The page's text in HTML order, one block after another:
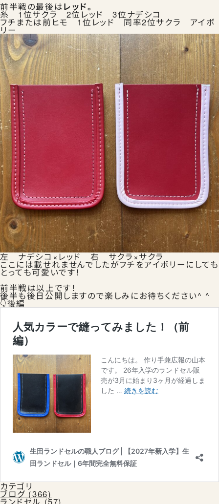
前半戦の最後はレッド。
糸 1位サクラ 2位レッド 3位ナデシコ
フチまたは前ヒモ 1位レッド 同率2位サクラ アイボ
リー
左 ナデシコ×レッド 右 サクラ×サクラ
ここには載せれませんでしたがフチをアイボリーにしても
とっても可愛いです！
前半戦は以上です！
後半も後日公開しますので楽しみにお待ちください^ ^
👇後編
カテゴリ
ブログ (366)